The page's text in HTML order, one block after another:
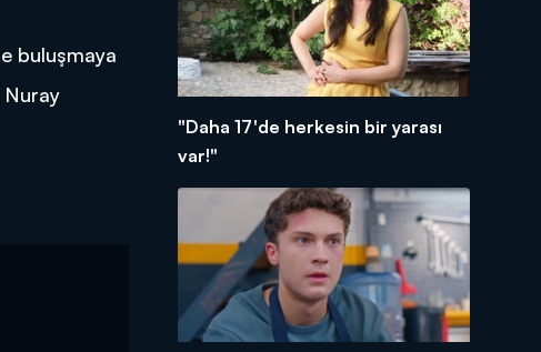
buluşmaya
Nuray
"Daha 17'de herkesin bir yarası
var!"